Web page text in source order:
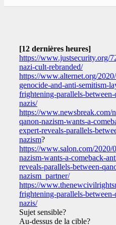
[12 dernières heures]
https://www.justsecurity.org/
nazi-cult-rebranded/
https://www.alternet.org/
genocide-and-anti-semitism-
frightening-parallels-between-
nazis/
https://www.newsbreak.com/
qanon-nazism-wants-a-
expert-reveals-parallels-
nazism?
https://www.salon.com/2020/
nazism-wants-a-comeback-
reveals-parallels-between-
nazism_partner/
https://
frightening-parallels-between-
nazis/
Sujet sensible?
Au-dessus de la cible?